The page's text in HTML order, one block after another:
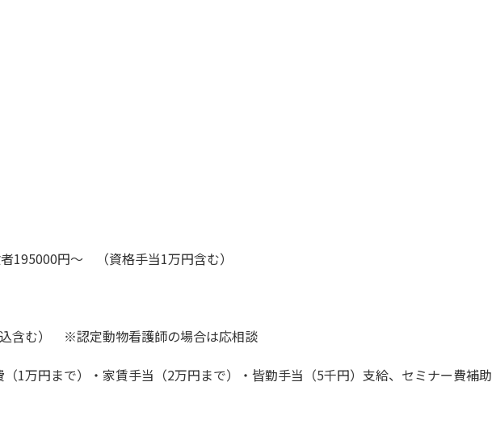
195000円～ （資格手当1万円含む）
含む） ※認定動物看護師の場合は応相談
1万円まで）・家賃手当（2万円まで）・皆勤手当（5千円）支給、セミナー費補助